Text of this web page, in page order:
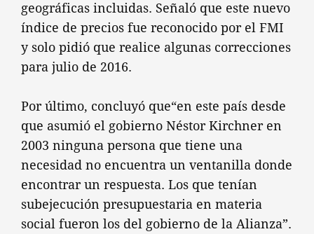
geográficas incluidas. Señaló que este nuevo
índice de precios fue reconocido por el FMI
y solo pidió que realice algunas correcciones
para julio de 2016.
Por último, concluyó que“en este país desde
que asumió el gobierno Néstor Kirchner en
2003 ninguna persona que tiene una
necesidad no encuentra un ventanilla donde
encontrar un respuesta. Los que tenían
subejecución presupuestaria en materia
social fueron los del gobierno de la Alianza”.